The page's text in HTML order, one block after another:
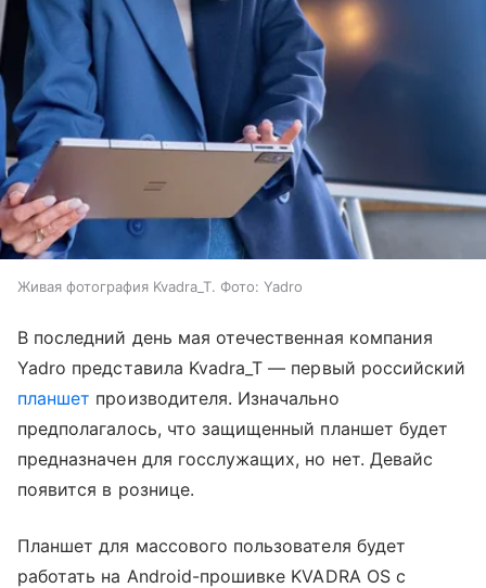
Живая фотография Kvadra_T. Фото: Yadro
В последний день мая отечественная компания
Yadro представила Kvadra_T — первый российский
планшет производителя. Изначально
предполагалось, что защищенный планшет будет
предназначен для госслужащих, но нет. Девайс
появится в рознице.
Планшет для массового пользователя будет
работать на Android-прошивке KVADRA OS с